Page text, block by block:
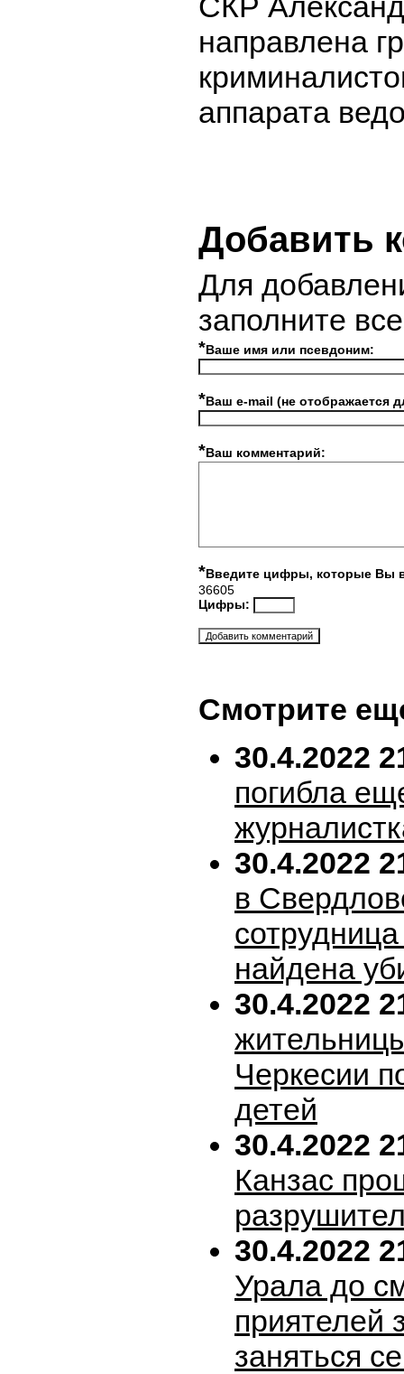
направлена
аппарата
Добавить
Для
заполните
*Ваше имя или псевдоним:
*Ваш e-mail (не отображается
*Ваш комментарий:
*Введите цифры, которые Вы
36605
Цифры:
Смотрите
30.4.2022
погибла
30.4.2022
в
найдена
30.4.2022
Черкесии
детей
30.4.2022
Канзас
30.4.2022
Урала до
приятелей
заняться